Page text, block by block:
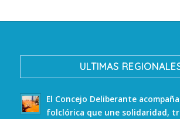
ULTIMAS
El Concejo Deliberante
folclórica que une solidaridad,